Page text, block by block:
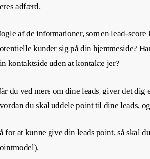
adfærd.
af de informationer, som en lead-
kunder sig på din hjemmeside?
kontaktside uden at kontakte jer?
du ved mere om dine leads, giver det
du skal uddele point til dine leads,
for at kunne give din leads point, så skal